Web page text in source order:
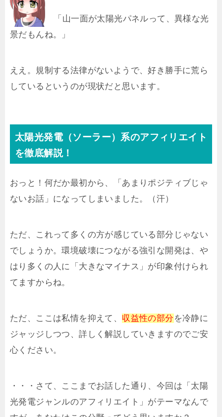
「山一面が太陽光パネルって、異様な光
景だもんね。」
ええ。規制する法律がないようで、好き勝手に荒ら
しているというのが現状だと思います。
太陽光発電（ソーラー）系のアフィリエイト
を徹底解説！
おっと！何だか最初から、「あまりポジティブじゃ
ないお話」になってしまいました。（汗）
ただ、これって多くの方が感じている部分じゃない
でしょうか。環境破壊につながる強引な開発は、や
はり多くの人に「大きなマイナス」が印象付けられ
てますからね。
ただ、ここは私情を抑えて、 収益性の部分 を冷静に
ジャッジしつつ、詳しく解説していきますのでご安
心ください。
・・・さて、ここまでお話した通り、今回は「太陽
光発電ジャンルのアフィリエイト」がテーマなんで